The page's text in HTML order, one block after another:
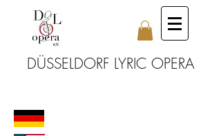
DÜSSELDORF LYRIC OPERA